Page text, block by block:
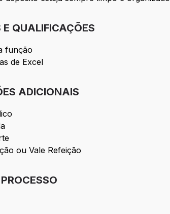
E QUALIFICAÇÕES
função
de Excel
ADICIONAIS
ou Vale Refeição